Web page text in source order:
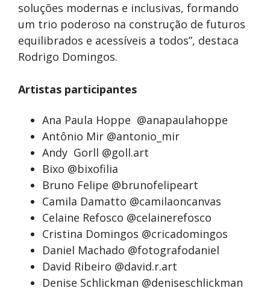
soluções modernas e inclusivas, formando
um trio poderoso na construção de futuros
equilibrados e acessíveis a todos”, destaca
Rodrigo Domingos.
Artistas participantes
Ana Paula Hoppe @anapaulahoppe
Antônio Mir @antonio_mir
Andy Gorll @goll.art
Bixo @bixofilia
Bruno Felipe @brunofelipeart
Camila Damatto @camilaoncanvas
Celaine Refosco @celainerefosco
Cristina Domingos @cricadomingos
Daniel Machado @fotografodaniel
David Ribeiro @david.r.art
Denise Schlickman @deniseschlickman